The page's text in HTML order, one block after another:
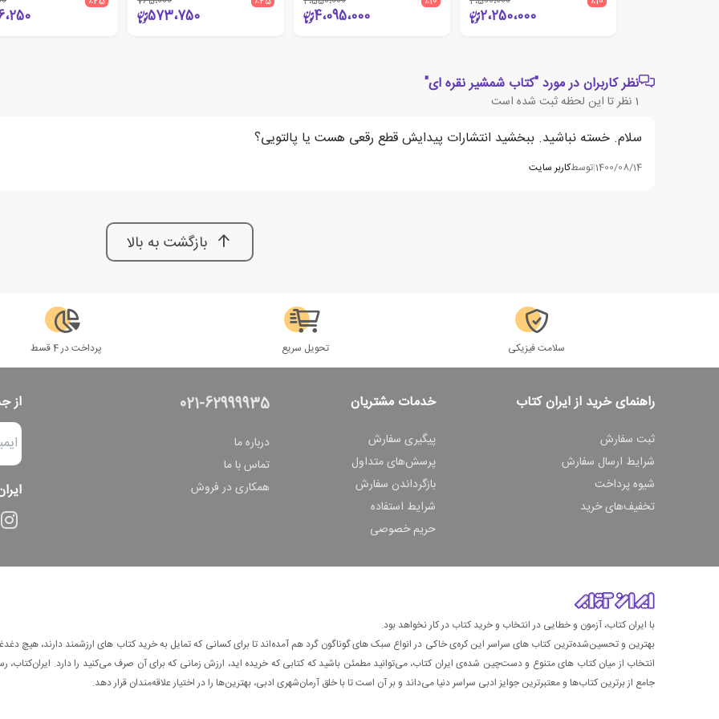
2،250،000 4،095،000 573،750
نظر کاربران در مورد "کتاب شمشیر نقره ای"
1 نظر تا این لحظه ثبت شده است
سلام. خسته نباشید. ببخشید انتشارات پیدایش قطع رقعی هست یا پالتویی؟
1400/08/14
|توسطکاربر سایت
بازگشت به بالا
سلامت فیزیکی تحویل سریع پرداخت در 4 قسط
راهنمای خرید از ایران کتاب
ثبت سفارش
شرایط ارسال سفارش
شیوه پرداخت
تخفیف‌های خرید
خدمات مشتریان
پیگیری سفارش
پرسش‌های متداول
بازگرداندن سفارش
شرایط استفاده
حریم خصوصی
021-62999935
درباره ما
تماس با ما
همکاری در فروش
از
با ایران کتاب، آزمون و خطایی در انتخاب و خرید کتاب در کار نخواهد بود.
بهترین و تحسین‌شده‌ترین کتاب‌ های سراسر این کره‌ی خاکی در انواع سبک های گوناگون گرد هم آمده‌اند تا برای کسانی که تمایل به خرید کتاب های ارزشمند دارند، هیچ
انتخاب از میان کتاب های متنوع و دست‌چین شده‌ی ایران کتاب، می‌توانید مطمئن باشید که کتابی که خریده اید، ارزش زمانی که برای آن صرف می‌کنید را دارد. ایران‌کتاب،
جامع از برترین کتاب‌ها و معتبرترین جوایز ادبی سراسر دنیا می‌داند و بر آن است تا با خلق آرمان‌شهری ادبی، بهترین‌ها را در اختیار علاقه‌مندان قرار دهد.